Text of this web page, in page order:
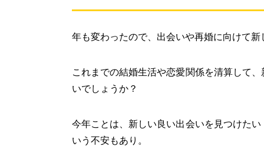
年も変わったので、出会いや再婚に向けて
これまでの結婚生活や恋愛関係を清算して
いでしょうか？
今年ことは、新しい良い出会いを見つけた
いう不安もあり。